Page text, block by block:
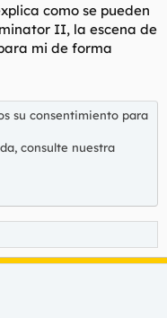
como se pueden
II, la escena de
mi de forma
su consentimiento para
consulte nuestra